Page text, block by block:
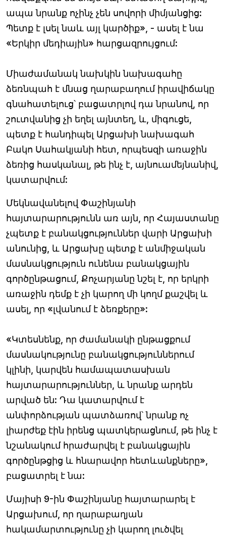
ապա նրանք ոչինչ չեն սովորի միմյանցից:
Պետք է լսել նաև այլ կարծիք», - ասել է նա
«Երկիր մեդիային» հարցազրույցում:
Միաժամանակ նախկին նախագահը
ձեռնպահ է մնաց ղարաբաղում իրավիճակը
գնահատելուց՝ բացատրլով դա նրանով, որ
շուտվանից չի եղել այնտեղ, և, միգուցե,
պետք է հանդիպել Արցախի նախագահ
Բակո Սահակյանի հետ, որպեսզի առաջին
ձեռից հասկանալ, թե ինչ է, այնուամեյնանիվ,
կատարվում:
Մեկնավանելով Փաշինյանի
հայտարարությունն առ այն, որ Հայաստանը
չպետք է բանակցություններ վարի Արցախի
անունից, և Արցախը պետք է անմիջական
մասնակցություն ունենա բանակցային
գործընթացում, Քոչարյանը նշել է, որ երկրի
առաջին դեմք է չի կարող մի կողմ քաշվել և
ասել, որ «լվանում է ձեռքերը»:
«Կտեսնենք, որ ժամանակի ընթացքում
մասնակությունը բանակցություններում
կլինի, կարվեն համապատասխան
հայտարարություններ, և նրանք արդեն
արված են: Դա կատարվում է
անփորձության պատձառով՝ նրանք ոչ
լիարժեք էին իրենց պատկերացնում, թե ինչ է
նշանակում հրաժարվել է բանակցային
գործընթցից և հնարավոր հետևանքները»,
բացատրել է նա:
Մայիսի 9-ին Փաշինյանը հայտարարել է
Արցախում, որ ղարաբաղյան
հակամարտությունը չի կարող լուծվել